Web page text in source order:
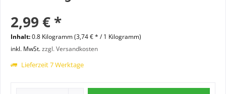
2,99 € *
Inhalt:0.8 Kilogramm (3,74 € * / 1 Kilogramm)
inkl. MwSt.zzgl. Versandkosten
Lieferzeit 7 Werktage